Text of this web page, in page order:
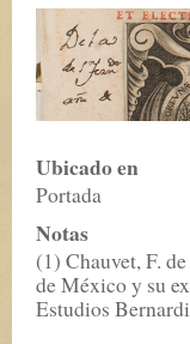
Ubicado en
Portada
Notas
(1) Chauvet, F.
de México y su
Estudios